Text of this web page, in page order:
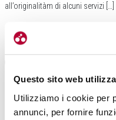
Questo sito web
Utilizziamo i cookie per
annunci, per fornire
all’originalitàm di alcuni servizi […]
#L’ANCORA